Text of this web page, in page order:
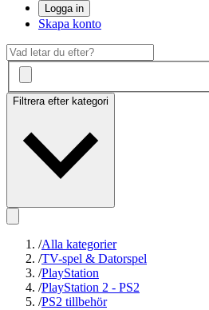
Logga in
Skapa konto
Filtrera efter kategori
/Alla kategorier
/TV-spel & Datorspel
/PlayStation
/PlayStation 2 - PS2
/PS2 tillbehör